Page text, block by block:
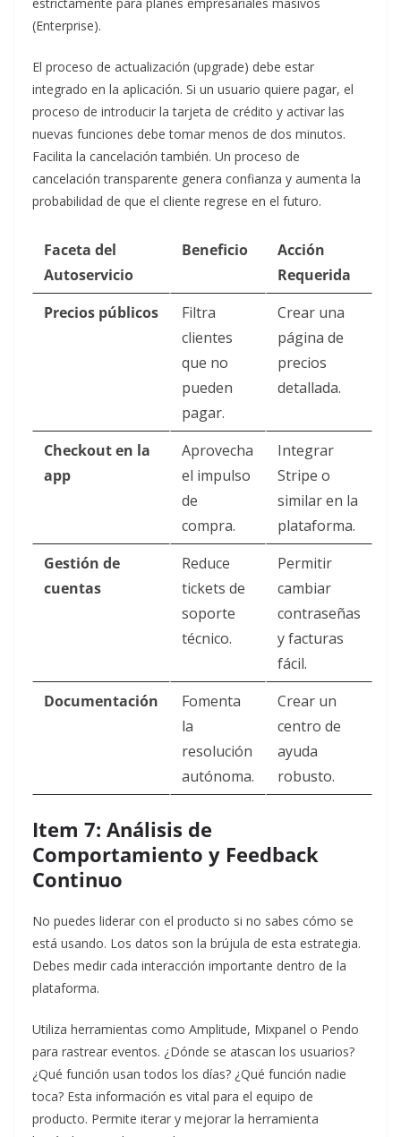
(Enterprise).
El proceso de actualización (upgrade) debe estar
integrado en la aplicación. Si un usuario quiere pagar, el
proceso de introducir la tarjeta de crédito y activar las
nuevas funciones debe tomar menos de dos minutos.
Facilita la cancelación también. Un proceso de
cancelación transparente genera confianza y aumenta la
probabilidad de que el cliente regrese en el futuro.
Faceta del
Autoservicio
Beneficio
Acción
Requerida
Precios públicos
Filtra
clientes
que no
pueden
pagar.
Crear una
página de
precios
detallada.
Checkout en la
app
Aprovecha
el impulso
de
compra.
Integrar
Stripe o
similar en la
plataforma.
Gestión de
cuentas
Reduce
tickets de
soporte
técnico.
Permitir
cambiar
contraseñas
y facturas
fácil.
Documentación
Fomenta
la
resolución
autónoma.
Crear un
centro de
ayuda
robusto.
Item 7: Análisis de
Comportamiento y Feedback
Continuo
No puedes liderar con el producto si no sabes cómo se
está usando. Los datos son la brújula de esta estrategia.
Debes medir cada interacción importante dentro de la
plataforma.
Utiliza herramientas como Amplitude, Mixpanel o Pendo
para rastrear eventos. ¿Dónde se atascan los usuarios?
¿Qué función usan todos los días? ¿Qué función nadie
toca? Esta información es vital para el equipo de
producto. Permite iterar y mejorar la herramienta